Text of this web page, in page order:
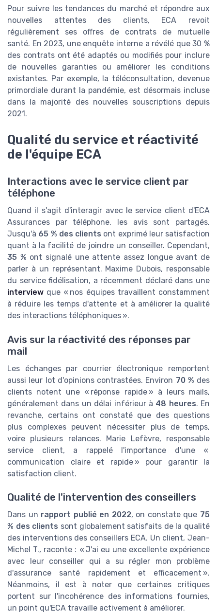
Pour suivre les tendances du marché et répondre aux
nouvelles attentes des clients, ECA revoit
régulièrement ses offres de contrats de mutuelle
santé. En 2023, une enquête interne a révélé que 30 %
des contrats ont été adaptés ou modifiés pour inclure
de nouvelles garanties ou améliorer les conditions
existantes. Par exemple, la téléconsultation, devenue
primordiale durant la pandémie, est désormais incluse
dans la majorité des nouvelles souscriptions depuis
2021.
Qualité du service et réactivité
de l'équipe ECA
Interactions avec le service client par
téléphone
Quand il s'agit d'interagir avec le service client d'ECA
Assurances par téléphone, les avis sont partagés.
Jusqu'à 65 % des clients ont exprimé leur satisfaction
quant à la facilité de joindre un conseiller. Cependant,
35 % ont signalé une attente assez longue avant de
parler à un représentant. Maxime Dubois, responsable
du service fidélisation, a récemment déclaré dans une
interview que « nos équipes travaillent constamment
à réduire les temps d'attente et à améliorer la qualité
des interactions téléphoniques ».
Avis sur la réactivité des réponses par
mail
Les échanges par courrier électronique remportent
aussi leur lot d'opinions contrastées. Environ 70 % des
clients notent une « réponse rapide » à leurs mails,
généralement dans un délai inférieur à 48 heures. En
revanche, certains ont constaté que des questions
plus complexes peuvent nécessiter plus de temps,
voire plusieurs relances. Marie Lefèvre, responsable
service client, a rappelé l'importance d'une «
communication claire et rapide » pour garantir la
satisfaction client.
Qualité de l'intervention des conseillers
Dans un rapport publié en 2022, on constate que 75
% des clients sont globalement satisfaits de la qualité
des interventions des conseillers ECA. Un client, Jean-
Michel T., raconte : « J'ai eu une excellente expérience
avec leur conseiller qui a su régler mon problème
d'assurance santé rapidement et efficacement ».
Néanmoins, il est à noter que certaines critiques
portent sur l'incohérence des informations fournies,
un point qu'ECA travaille activement à améliorer.